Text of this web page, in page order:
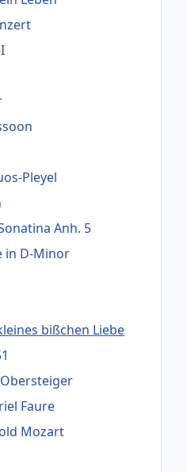
Pleyel
Anh. 5
in D-Minor
bißchen Liebe
Faure
Mozart